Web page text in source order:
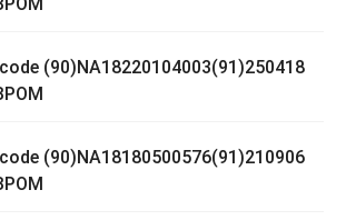
(90)NA18220104003(91)250418
(90)NA18180500576(91)210906